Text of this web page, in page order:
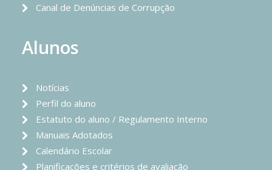
Canal de Denúncias de Corrupção
Alunos
Notícias
Perfil do aluno
Estatuto do aluno / Regulamento Interno
Manuais Adotados
Calendário Escolar
Planificações e critérios de avaliação